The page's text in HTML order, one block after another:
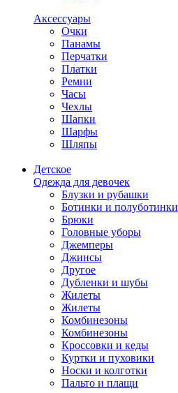
Аксессуары
Очки
Панамы
Перчатки
Платки
Ремни
Часы
Чехлы
Шапки
Шарфы
Шляпы
Детское
Одежда для девочек
Блузки и рубашки
Ботинки и полуботинки
Брюки
Головные уборы
Джемперы
Джинсы
Другое
Дубленки и шубы
Жилеты
Жилеты
Комбинезоны
Комбинезоны
Кроссовки и кеды
Куртки и пуховики
Носки и колготки
Пальто и плащи